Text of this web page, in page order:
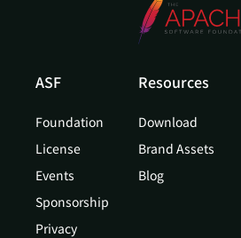
ASF
Foundation
License
Events
Sponsorship
Privacy
Resources
Download
Brand Assets
Blog